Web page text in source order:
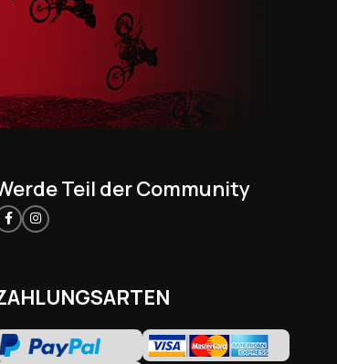
Teil der Community